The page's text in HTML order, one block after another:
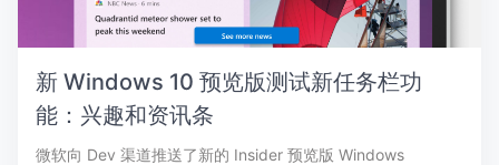
新 Windows 10 预览版测试新任务栏功
能：兴趣和资讯条
微软向 Dev 渠道推送了新的 Insider 预览版 Windows